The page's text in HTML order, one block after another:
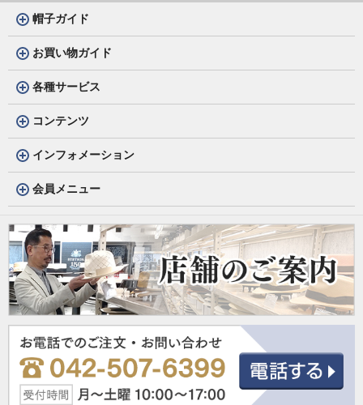
帽子ガイド
お買い物ガイド
各種サービス
コンテンツ
インフォメーション
会員メニュー